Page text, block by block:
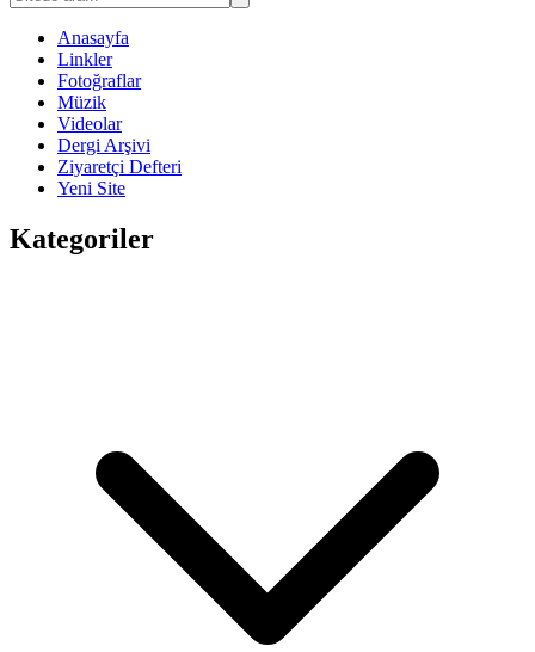
Anasayfa
Linkler
Fotoğraflar
Müzik
Videolar
Dergi Arşivi
Ziyaretçi Defteri
Yeni Site
Kategoriler